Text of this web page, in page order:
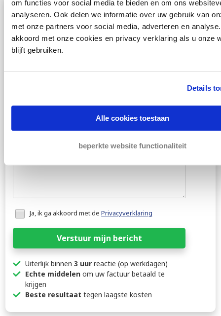
om functies voor social media te bieden en om ons
analyseren. Ook delen we informatie over uw gebruik van
met onze partners voor social media, adverteren en
akkoord met onze cookies en privacy verklaring als u onze
blijft gebruiken.
Details
Alle cookies toestaan
beperkte website functionaliteit
Gratis adviesvan dé beste
incassospecialisten
Honeypot
data
Ja, ik ga akkoord met dePrivacyverklaring
Verstuur mijn bericht
Uiterlijk binnen3 uur reactie (op werkdagen)
Echte middelen om uw factuur betaald te
krijgen
Beste resultaat tegen laagste kosten